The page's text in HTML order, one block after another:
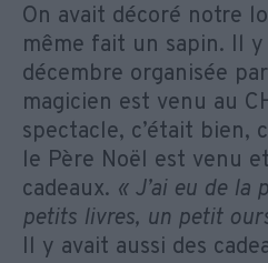
On avait décoré notre
même fait un sapin. Il
décembre organisée
magicien est venu au
spectacle, c’était bien,
le Père Noël est venu
cadeaux. « J’ai eu de la
petits livres, un petit
Il y avait aussi des